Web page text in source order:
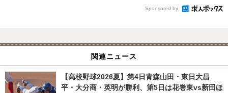
Sponsored by
関連ニュース
【高校野球2026夏】第4日青森山田・東日大昌
平・大分商・英明が勝利、第5日は花巻東vs新田ほ